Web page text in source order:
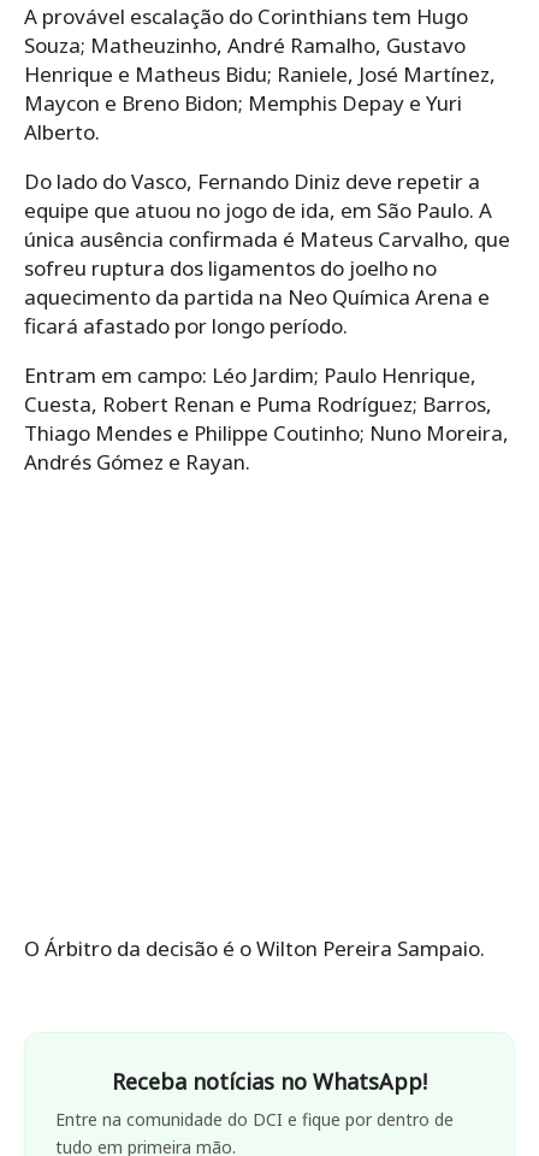
A provável escalação do Corinthians tem Hugo
Souza; Matheuzinho, André Ramalho, Gustavo
Henrique e Matheus Bidu; Raniele, José Martínez,
Maycon e Breno Bidon; Memphis Depay e Yuri
Alberto.
Do lado do Vasco, Fernando Diniz deve repetir a
equipe que atuou no jogo de ida, em São Paulo. A
única ausência confirmada é Mateus Carvalho, que
sofreu ruptura dos ligamentos do joelho no
aquecimento da partida na Neo Química Arena e
ficará afastado por longo período.
Entram em campo: Léo Jardim; Paulo Henrique,
Cuesta, Robert Renan e Puma Rodríguez; Barros,
Thiago Mendes e Philippe Coutinho; Nuno Moreira,
Andrés Gómez e Rayan.
O Árbitro da decisão é o Wilton Pereira Sampaio.
Receba notícias no WhatsApp!
Entre na comunidade do DCI e fique por dentro de
tudo em primeira mão.